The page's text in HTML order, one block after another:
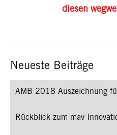
diesen
Neueste Beiträge
AMB 2018 Auszeichnung
Rückblick zum mav